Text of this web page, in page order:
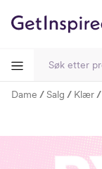
Dame Salg Klær